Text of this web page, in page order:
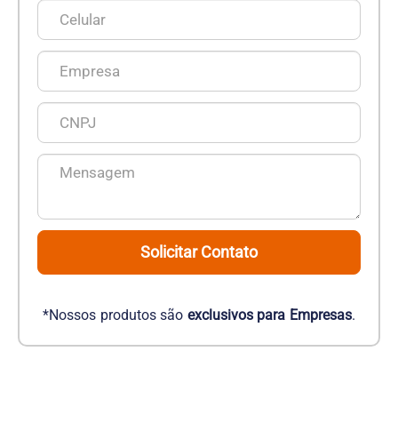
Solicitar Contato
*Nossos produtos são exclusivos para Empresas.